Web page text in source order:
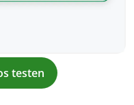
testen